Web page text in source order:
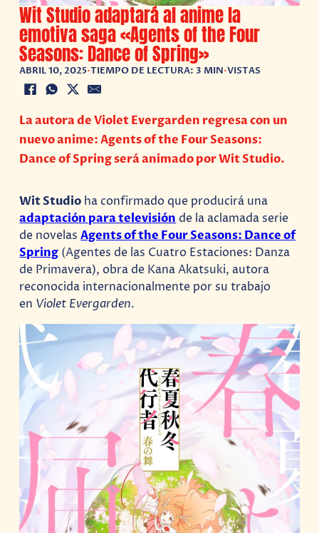
Wit Studio adaptará al anime la
emotiva saga «Agents of the Four
Seasons: Dance of Spring»
ABRIL 10, 2025•TIEMPO DE LECTURA: 3 MIN•VISTAS
La autora de Violet Evergarden regresa con un
nuevo anime: Agents of the Four Seasons:
Dance of Spring será animado por Wit Studio.
Wit Studio ha confirmado que producirá una
adaptación para televisión de la aclamada serie
de novelasAgents of the Four Seasons: Dance of
Spring (Agentes de las Cuatro Estaciones: Danza
de Primavera), obra de Kana Akatsuki, autora
reconocida internacionalmente por su trabajo
en Violet Evergarden.